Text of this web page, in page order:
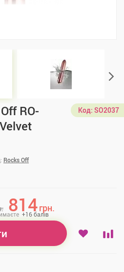
RO-
Код: SO2037
Rocks Off
814грн.
+16балів